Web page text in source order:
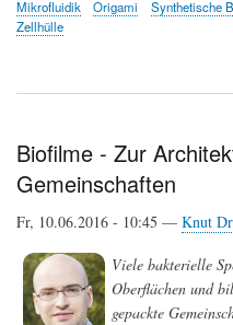
Mikrofluidik
Origami Synthetische
Zellhülle
Biofilme - Zur
Gemeinschaften
Fr, 10.06.2016 - 10:45 — Knut
Viele bakterielle
Oberflächen und
gepackte